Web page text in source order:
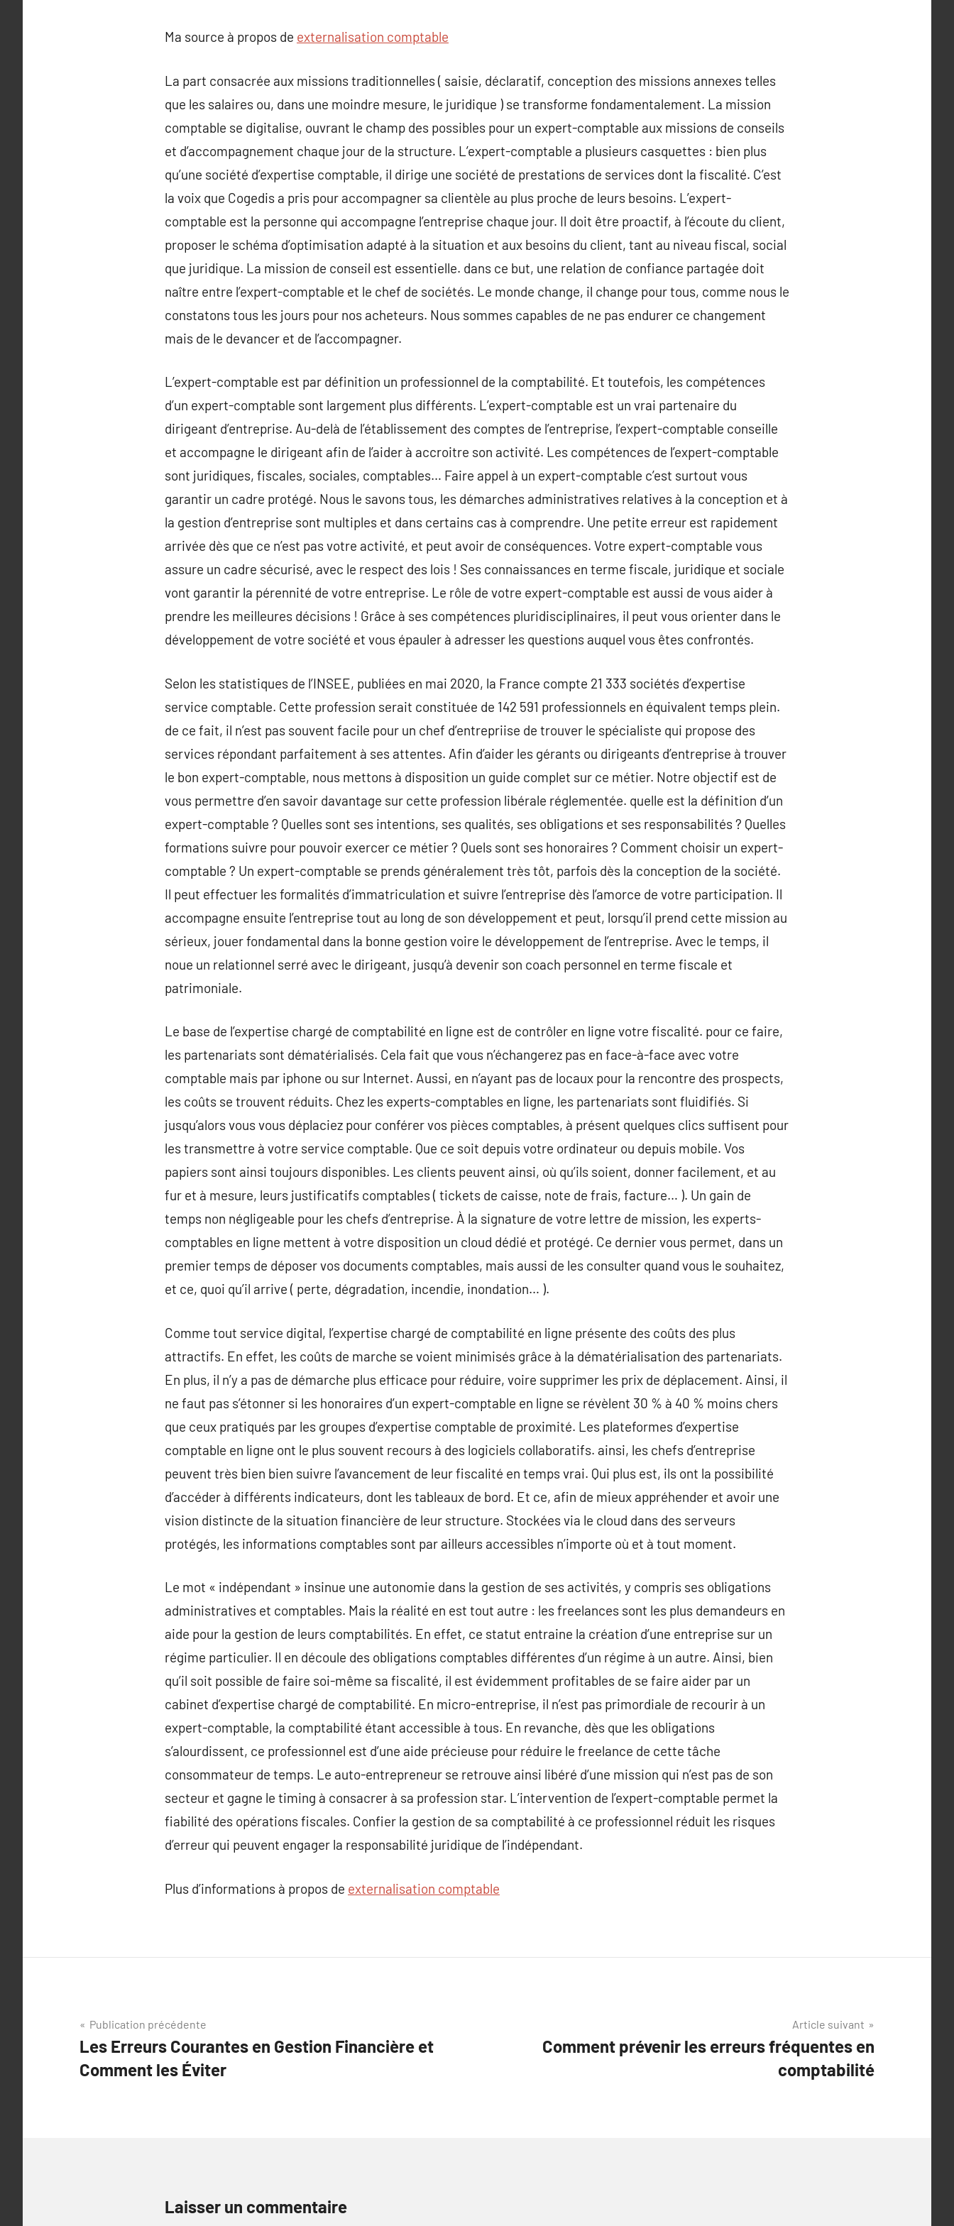
Ma source à propos de externalisation comptable
La part consacrée aux missions traditionnelles ( saisie, déclaratif, conception des missions annexes telles
que les salaires ou, dans une moindre mesure, le juridique ) se transforme fondamentalement. La mission
comptable se digitalise, ouvrant le champ des possibles pour un expert-comptable aux missions de conseils
et d’accompagnement chaque jour de la structure. L’expert-comptable a plusieurs casquettes : bien plus
qu’une société d’expertise comptable, il dirige une société de prestations de services dont la fiscalité. C’est
la voix que Cogedis a pris pour accompagner sa clientèle au plus proche de leurs besoins. L’expert-
comptable est la personne qui accompagne l’entreprise chaque jour. Il doit être proactif, à l’écoute du client,
proposer le schéma d’optimisation adapté à la situation et aux besoins du client, tant au niveau fiscal, social
que juridique. La mission de conseil est essentielle. dans ce but, une relation de confiance partagée doit
naître entre l’expert-comptable et le chef de sociétés. Le monde change, il change pour tous, comme nous le
constatons tous les jours pour nos acheteurs. Nous sommes capables de ne pas endurer ce changement
mais de le devancer et de l’accompagner.
L’expert-comptable est par définition un professionnel de la comptabilité. Et toutefois, les compétences
d’un expert-comptable sont largement plus différents. L’expert-comptable est un vrai partenaire du
dirigeant d’entreprise. Au-delà de l’établissement des comptes de l’entreprise, l’expert-comptable conseille
et accompagne le dirigeant afin de l’aider à accroitre son activité. Les compétences de l’expert-comptable
sont juridiques, fiscales, sociales, comptables… Faire appel à un expert-comptable c’est surtout vous
garantir un cadre protégé. Nous le savons tous, les démarches administratives relatives à la conception et à
la gestion d’entreprise sont multiples et dans certains cas à comprendre. Une petite erreur est rapidement
arrivée dès que ce n’est pas votre activité, et peut avoir de conséquences. Votre expert-comptable vous
assure un cadre sécurisé, avec le respect des lois ! Ses connaissances en terme fiscale, juridique et sociale
vont garantir la pérennité de votre entreprise. Le rôle de votre expert-comptable est aussi de vous aider à
prendre les meilleures décisions ! Grâce à ses compétences pluridisciplinaires, il peut vous orienter dans le
développement de votre société et vous épauler à adresser les questions auquel vous êtes confrontés.
Selon les statistiques de l’INSEE, publiées en mai 2020, la France compte 21 333 sociétés d’expertise
service comptable. Cette profession serait constituée de 142 591 professionnels en équivalent temps plein.
de ce fait, il n’est pas souvent facile pour un chef d’entrepriise de trouver le spécialiste qui propose des
services répondant parfaitement à ses attentes. Afin d’aider les gérants ou dirigeants d’entreprise à trouver
le bon expert-comptable, nous mettons à disposition un guide complet sur ce métier. Notre objectif est de
vous permettre d’en savoir davantage sur cette profession libérale réglementée. quelle est la définition d’un
expert-comptable ? Quelles sont ses intentions, ses qualités, ses obligations et ses responsabilités ? Quelles
formations suivre pour pouvoir exercer ce métier ? Quels sont ses honoraires ? Comment choisir un expert-
comptable ? Un expert-comptable se prends généralement très tôt, parfois dès la conception de la société.
Il peut effectuer les formalités d’immatriculation et suivre l’entreprise dès l’amorce de votre participation. Il
accompagne ensuite l’entreprise tout au long de son développement et peut, lorsqu’il prend cette mission au
sérieux, jouer fondamental dans la bonne gestion voire le développement de l’entreprise. Avec le temps, il
noue un relationnel serré avec le dirigeant, jusqu’à devenir son coach personnel en terme fiscale et
patrimoniale.
Le base de l’expertise chargé de comptabilité en ligne est de contrôler en ligne votre fiscalité. pour ce faire,
les partenariats sont dématérialisés. Cela fait que vous n’échangerez pas en face-à-face avec votre
comptable mais par iphone ou sur Internet. Aussi, en n’ayant pas de locaux pour la rencontre des prospects,
les coûts se trouvent réduits. Chez les experts-comptables en ligne, les partenariats sont fluidifiés. Si
jusqu’alors vous vous déplaciez pour conférer vos pièces comptables, à présent quelques clics suffisent pour
les transmettre à votre service comptable. Que ce soit depuis votre ordinateur ou depuis mobile. Vos
papiers sont ainsi toujours disponibles. Les clients peuvent ainsi, où qu’ils soient, donner facilement, et au
fur et à mesure, leurs justificatifs comptables ( tickets de caisse, note de frais, facture… ). Un gain de
temps non négligeable pour les chefs d’entreprise. À la signature de votre lettre de mission, les experts-
comptables en ligne mettent à votre disposition un cloud dédié et protégé. Ce dernier vous permet, dans un
premier temps de déposer vos documents comptables, mais aussi de les consulter quand vous le souhaitez,
et ce, quoi qu’il arrive ( perte, dégradation, incendie, inondation… ).
Comme tout service digital, l’expertise chargé de comptabilité en ligne présente des coûts des plus
attractifs. En effet, les coûts de marche se voient minimisés grâce à la dématérialisation des partenariats.
En plus, il n’y a pas de démarche plus efficace pour réduire, voire supprimer les prix de déplacement. Ainsi, il
ne faut pas s’étonner si les honoraires d’un expert-comptable en ligne se révèlent 30 % à 40 % moins chers
que ceux pratiqués par les groupes d’expertise comptable de proximité. Les plateformes d’expertise
comptable en ligne ont le plus souvent recours à des logiciels collaboratifs. ainsi, les chefs d’entreprise
peuvent très bien bien suivre l’avancement de leur fiscalité en temps vrai. Qui plus est, ils ont la possibilité
d’accéder à différents indicateurs, dont les tableaux de bord. Et ce, afin de mieux appréhender et avoir une
vision distincte de la situation financière de leur structure. Stockées via le cloud dans des serveurs
protégés, les informations comptables sont par ailleurs accessibles n’importe où et à tout moment.
Le mot « indépendant » insinue une autonomie dans la gestion de ses activités, y compris ses obligations
administratives et comptables. Mais la réalité en est tout autre : les freelances sont les plus demandeurs en
aide pour la gestion de leurs comptabilités. En effet, ce statut entraine la création d’une entreprise sur un
régime particulier. Il en découle des obligations comptables différentes d’un régime à un autre. Ainsi, bien
qu’il soit possible de faire soi-même sa fiscalité, il est évidemment profitables de se faire aider par un
cabinet d’expertise chargé de comptabilité. En micro-entreprise, il n’est pas primordiale de recourir à un
expert-comptable, la comptabilité étant accessible à tous. En revanche, dès que les obligations
s’alourdissent, ce professionnel est d’une aide précieuse pour réduire le freelance de cette tâche
consommateur de temps. Le auto-entrepreneur se retrouve ainsi libéré d’une mission qui n’est pas de son
secteur et gagne le timing à consacrer à sa profession star. L’intervention de l’expert-comptable permet la
fiabilité des opérations fiscales. Confier la gestion de sa comptabilité à ce professionnel réduit les risques
d’erreur qui peuvent engager la responsabilité juridique de l’indépendant.
Plus d’informations à propos de externalisation comptable
Navigation
de
l’article
Publication précédente
Les Erreurs Courantes en Gestion Financière et
Comment les Éviter
Article suivant
Comment prévenir les erreurs fréquentes en
comptabilité
Laisser un commentaire